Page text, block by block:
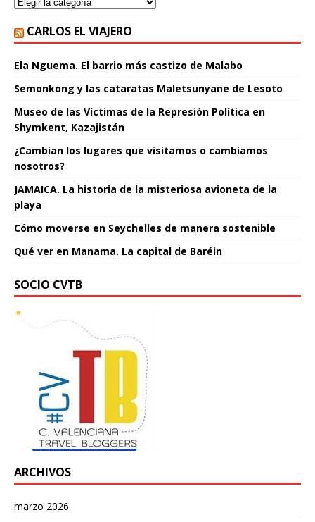
CARLOS EL VIAJERO
Ela Nguema. El barrio más castizo de Malabo
Semonkong y las cataratas Maletsunyane de Lesoto
Museo de las Víctimas de la Represión Política en
Shymkent, Kazajistán
¿Cambian los lugares que visitamos o cambiamos
nosotros?
JAMAICA. La historia de la misteriosa avioneta de la
playa
Cómo moverse en Seychelles de manera sostenible
Qué ver en Manama. La capital de Baréin
SOCIO CVTB
ARCHIVOS
marzo 2026